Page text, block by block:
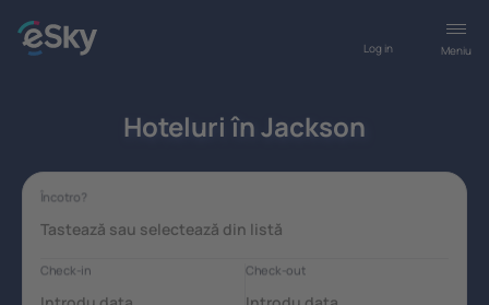
Meniu
Log in
Hoteluri în Jackson